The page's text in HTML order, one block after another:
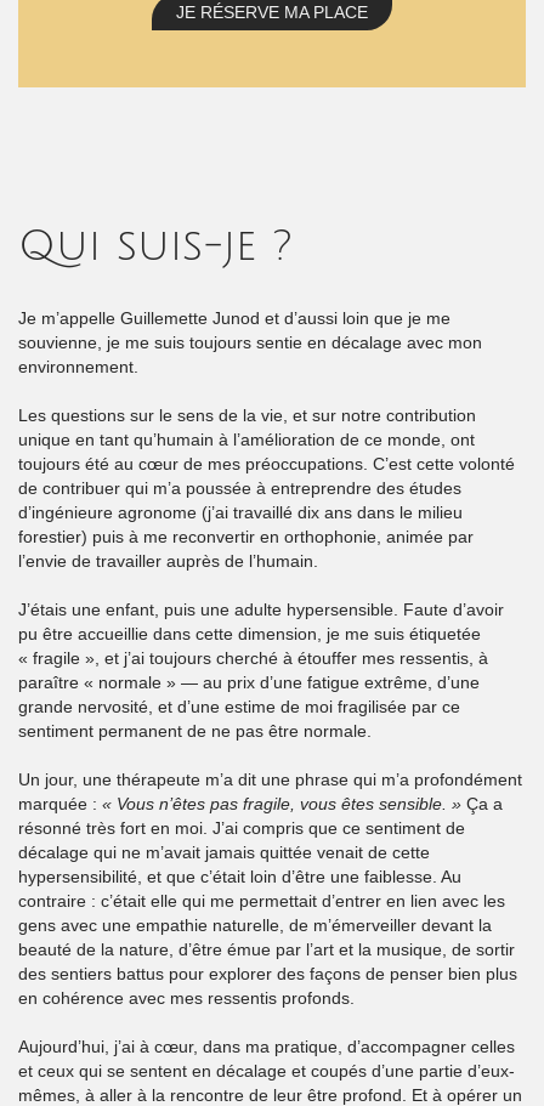
JE RÉSERVE MA PLACE
Qui suis-je ?
Je m’appelle Guillemette Junod et d’aussi loin que je me
souvienne, je me suis toujours sentie en décalage avec mon
environnement.
Les questions sur le sens de la vie, et sur notre contribution
unique en tant qu’humain à l’amélioration de ce monde, ont
toujours été au cœur de mes préoccupations. C’est cette volonté
de contribuer qui m’a poussée à entreprendre des études
d’ingénieure agronome (j’ai travaillé dix ans dans le milieu
forestier) puis à me reconvertir en orthophonie, animée par
l’envie de travailler auprès de l’humain.
J’étais une enfant, puis une adulte hypersensible. Faute d’avoir
pu être accueillie dans cette dimension, je me suis étiquetée
« fragile », et j’ai toujours cherché à étouffer mes ressentis, à
paraître « normale » — au prix d’une fatigue extrême, d’une
grande nervosité, et d’une estime de moi fragilisée par ce
sentiment permanent de ne pas être normale.
Un jour, une thérapeute m’a dit une phrase qui m’a profondément
marquée : « Vous n’êtes pas fragile, vous êtes sensible. » Ça a
résonné très fort en moi. J’ai compris que ce sentiment de
décalage qui ne m’avait jamais quittée venait de cette
hypersensibilité, et que c’était loin d’être une faiblesse. Au
contraire : c’était elle qui me permettait d’entrer en lien avec les
gens avec une empathie naturelle, de m’émerveiller devant la
beauté de la nature, d’être émue par l’art et la musique, de sortir
des sentiers battus pour explorer des façons de penser bien plus
en cohérence avec mes ressentis profonds.
Aujourd’hui, j’ai à cœur, dans ma pratique, d’accompagner celles
et ceux qui se sentent en décalage et coupés d’une partie d’eux-
mêmes, à aller à la rencontre de leur être profond. Et à opérer un